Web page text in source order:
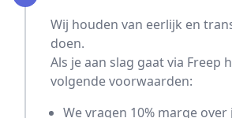
Wij houden van eerlijk en
doen.
Als je aan slag gaat via Freep
volgende voorwaarden:
We vragen 10% marge